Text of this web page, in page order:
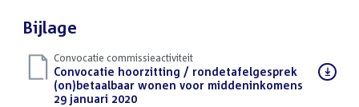
Bijlage
Convocatie commissieactiviteit
Download
bestand:
Convocatie hoorzitting / rondetafelgesprek
(on)betaalbaar wonen voor middeninkomens
29 januari 2020(PDF)